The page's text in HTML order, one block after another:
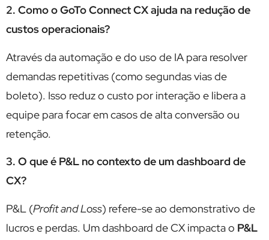
2. Como o GoTo Connect CX ajuda na redução de
custos operacionais?
Através da automação e do uso de IA para resolver
demandas repetitivas (como segundas vias de
boleto). Isso reduz o custo por interação e libera a
equipe para focar em casos de alta conversão ou
retenção.
3. O que é P&L no contexto de um dashboard de
CX?
P&L (Profit and Loss) refere-se ao demonstrativo de
lucros e perdas. Um dashboard de CX impacta o P&L